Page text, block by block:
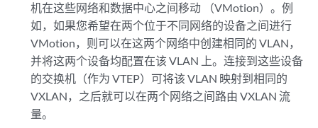
机在这些网络和数据中心之间移动 （VMotion）。例
如，如果您希望在两个位于不同网络的设备之间进行
VMotion，则可以在这两个网络中创建相同的 VLAN，
并将这两个设备均配置在该 VLAN 上。连接到这些设备
的交换机（作为 VTEP）可将该 VLAN 映射到相同的
VXLAN，之后就可以在两个网络之间路由 VXLAN 流
量。